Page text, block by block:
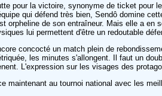
pour la victoire, synonyme de ticket pour
qui défend très bien, Sendô domine
orpheline de son entraîneur. Mais elle a
lui permettent d'être un redoutable
concocté un match plein de
les minutes s'allongent. Il faut un
L'expression sur les visages des
maintenant au tournoi national avec les